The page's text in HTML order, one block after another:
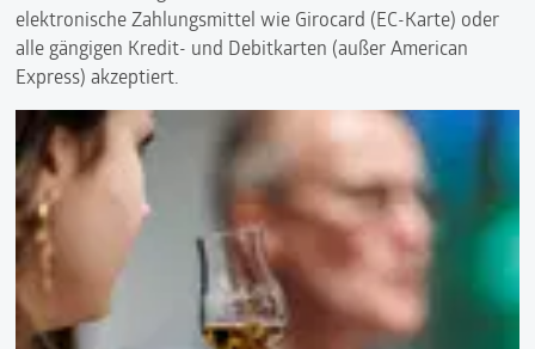
elektronische Zahlungsmittel wie Girocard (EC-Karte) oder
alle gängigen Kredit- und Debitkarten (außer American
Express) akzeptiert.